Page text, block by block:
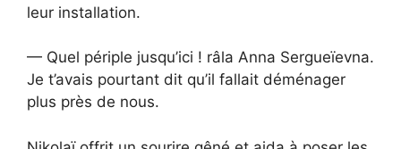
leur installation.
— Quel périple jusqu’ici ! râla Anna Sergueïevna.
Je t’avais pourtant dit qu’il fallait déménager
plus près de nous.